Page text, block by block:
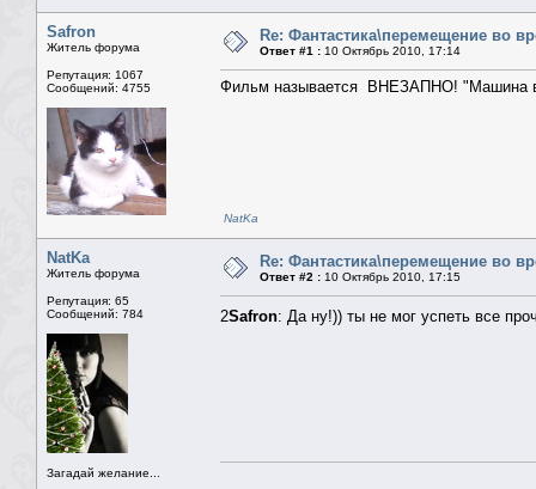
Safron
Житель форума
Репутация: 1067
Сообщений: 4755
Re: Фантастика\перемещение во
Ответ #1 : 10 Октябрь 2010, 17:14
Фильм называется ВНЕЗАПНО! "Машина
NatKa
NatKa
Житель форума
Репутация: 65
Сообщений: 784
Загадай желание...
Re: Фантастика\перемещение во
Ответ #2 : 10 Октябрь 2010, 17:15
2Safron: Да ну!)) ты не мог успеть все